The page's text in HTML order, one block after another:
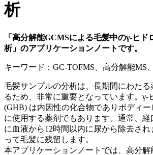
析
「高分解能GCMSによる毛髪中のγ-ヒ
析」のアプリケーションノートです。
キーワード：GC-TOFMS、高分解能MS
毛髪サンプルの分析は、長期間にわた
るため、非常に重要となっています。γ-
(GHB) は内因性の化合物でありボディ
に使用する薬剤でもあります。通常、経
に血液から12時間以内に尿から除去さ
って毛髪に残留します。
本アプリケーションノートでは、高分解